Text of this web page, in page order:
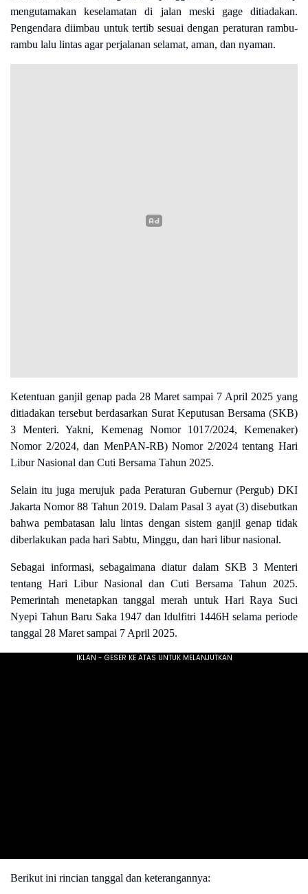
mengutamakan keselamatan di jalan meski gage ditiadakan.
Pengendara diimbau untuk tertib sesuai dengan peraturan rambu-
rambu lalu lintas agar perjalanan selamat, aman, dan nyaman.
Ketentuan ganjil genap pada 28 Maret sampai 7 April 2025 yang
ditiadakan tersebut berdasarkan Surat Keputusan Bersama (SKB)
3 Menteri. Yakni, Kemenag Nomor 1017/2024, Kemenaker)
Nomor 2/2024, dan MenPAN-RB) Nomor 2/2024 tentang Hari
Libur Nasional dan Cuti Bersama Tahun 2025.
Selain itu juga merujuk pada Peraturan Gubernur (Pergub) DKI
Jakarta Nomor 88 Tahun 2019. Dalam Pasal 3 ayat (3) disebutkan
bahwa pembatasan lalu lintas dengan sistem ganjil genap tidak
diberlakukan pada hari Sabtu, Minggu, dan hari libur nasional.
Sebagai informasi, sebagaimana diatur dalam SKB 3 Menteri
tentang Hari Libur Nasional dan Cuti Bersama Tahun 2025.
Pemerintah menetapkan tanggal merah untuk Hari Raya Suci
Nyepi Tahun Baru Saka 1947 dan Idulfitri 1446H selama periode
tanggal 28 Maret sampai 7 April 2025.
Berikut ini rincian tanggal dan keterangannya: